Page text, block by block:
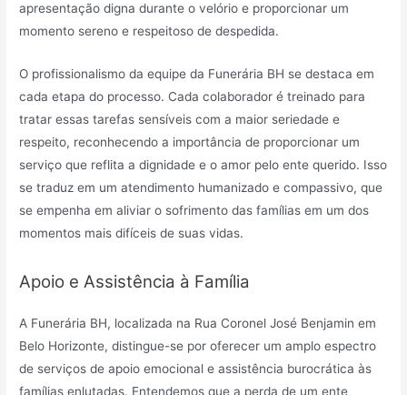
apresentação digna durante o velório e proporcionar um
momento sereno e respeitoso de despedida.
O profissionalismo da equipe da Funerária BH se destaca em
cada etapa do processo. Cada colaborador é treinado para
tratar essas tarefas sensíveis com a maior seriedade e
respeito, reconhecendo a importância de proporcionar um
serviço que reflita a dignidade e o amor pelo ente querido. Isso
se traduz em um atendimento humanizado e compassivo, que
se empenha em aliviar o sofrimento das famílias em um dos
momentos mais difíceis de suas vidas.
Apoio e Assistência à Família
A Funerária BH, localizada na Rua Coronel José Benjamin em
Belo Horizonte, distingue-se por oferecer um amplo espectro
de serviços de apoio emocional e assistência burocrática às
famílias enlutadas. Entendemos que a perda de um ente